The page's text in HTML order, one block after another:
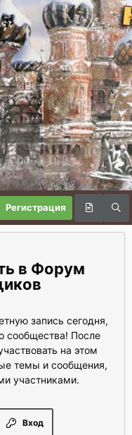
Регистрация
Форум
запись сегодня,
сообщества! После
на этом
темы и сообщения,
участниками.
Вход